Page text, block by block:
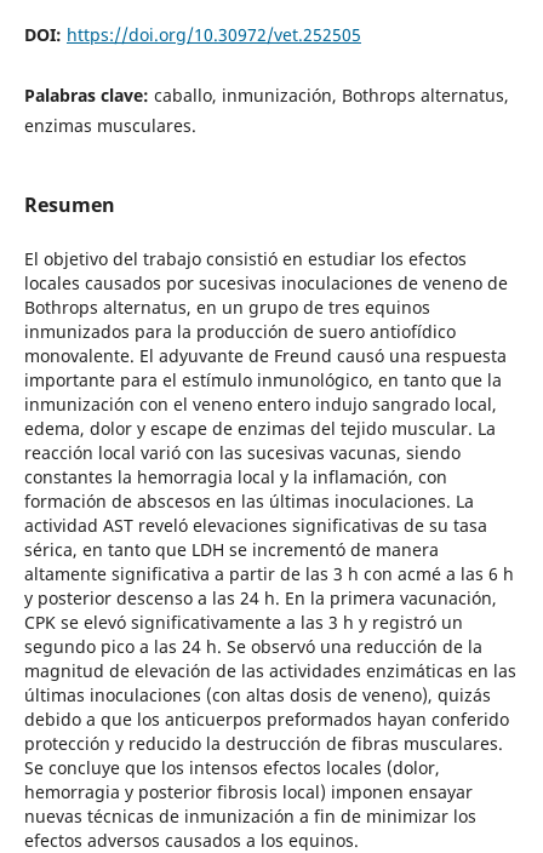
DOI: https://doi.org/10.30972/vet.252505
Palabras clave: caballo, inmunización, Bothrops alternatus,
enzimas musculares.
Resumen
El objetivo del trabajo consistió en estudiar los efectos
locales causados por sucesivas inoculaciones de veneno de
Bothrops alternatus, en un grupo de tres equinos
inmunizados para la producción de suero antiofídico
monovalente. El adyuvante de Freund causó una respuesta
importante para el estímulo inmunológico, en tanto que la
inmunización con el veneno entero indujo sangrado local,
edema, dolor y escape de enzimas del tejido muscular. La
reacción local varió con las sucesivas vacunas, siendo
constantes la hemorragia local y la inflamación, con
formación de abscesos en las últimas inoculaciones. La
actividad AST reveló elevaciones significativas de su tasa
sérica, en tanto que LDH se incrementó de manera
altamente significativa a partir de las 3 h con acmé a las 6 h
y posterior descenso a las 24 h. En la primera vacunación,
CPK se elevó significativamente a las 3 h y registró un
segundo pico a las 24 h. Se observó una reducción de la
magnitud de elevación de las actividades enzimáticas en las
últimas inoculaciones (con altas dosis de veneno), quizás
debido a que los anticuerpos preformados hayan conferido
protección y reducido la destrucción de fibras musculares.
Se concluye que los intensos efectos locales (dolor,
hemorragia y posterior fibrosis local) imponen ensayar
nuevas técnicas de inmunización a fin de minimizar los
efectos adversos causados a los equinos.